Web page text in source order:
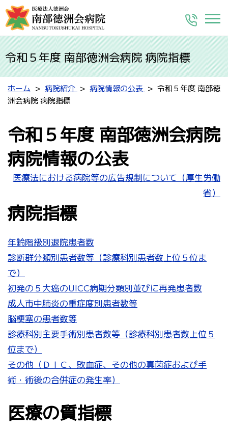
令和５年度 南部徳洲会病院 病院指標
ホーム 病院紹介 病院情報の公表
令和５年度 南部徳
洲会病院 病院指標
令和５年度 南部徳洲会病院
病院情報の公表
医療法における病院等の広告規制について（厚生労働
省）
病院指標
年齢階級別退院患者数
診断群分類別患者数等（診療科別患者数上位５位ま
で）
初発の５大癌のUICC病期分類別並びに再発患者数
成人市中肺炎の重症度別患者数等
脳梗塞の患者数等
診療科別主要手術別患者数等（診療科別患者数上位５
位まで）
その他（ＤＩＣ、敗血症、その他の真菌症および手
術・術後の合併症の発生率）
医療の質指標